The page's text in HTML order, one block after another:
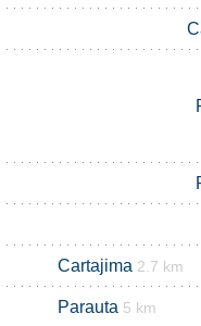
Cartajima 2.7 km
Parauta 5 km